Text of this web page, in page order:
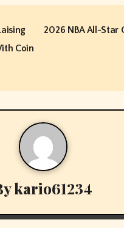
Coin
2026 NBA All-Star
kario61234